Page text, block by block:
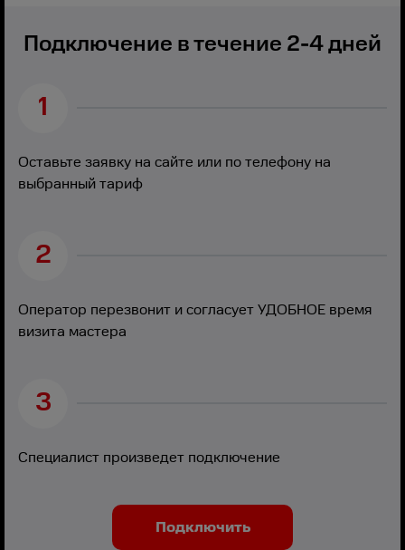
Подключение в течение 2-4 дней
1
Оставьте заявку на сайте или по телефону на
выбранный тариф
2
Оператор перезвонит и согласует УДОБНОЕ время
визита мастера
3
Специалист произведет подключение
Подключить